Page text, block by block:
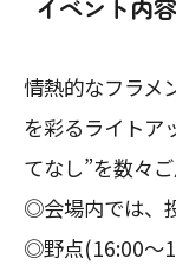
イベント内容
情熱的なフラメ
を彩るライトア
てなし”を数々ご
◎会場内では、
◎野点(16:00～